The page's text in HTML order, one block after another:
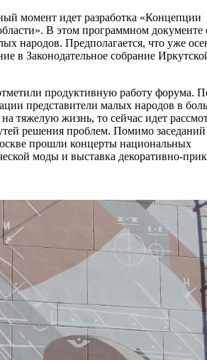
момент идет разработка «Концепции
В этом программном документе
народов. Предполагается, что уже
в Законодательное собрание
продуктивную работу форума.
представители малых народов в
тяжелую жизнь, то сейчас идет
решения проблем. Помимо
прошли концерты национальных
моды и выставка декоративно-